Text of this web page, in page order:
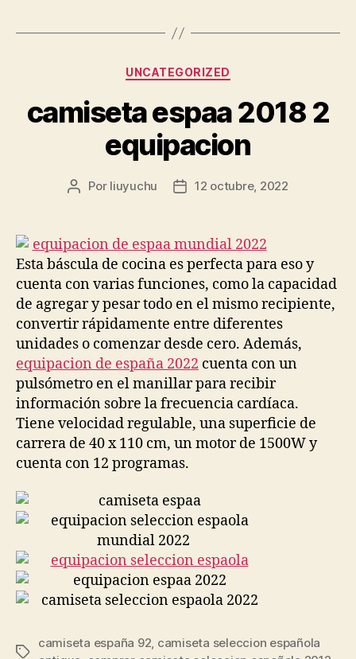
Categorías
UNCATEGORIZED
camiseta espaa 2018 2
equipacion
Autor
entrada
Por liuyuchu
Fecha
entrada
12 octubre, 2022
Esta báscula de cocina es perfecta para eso y
cuenta con varias funciones, como la capacidad
de agregar y pesar todo en el mismo recipiente,
convertir rápidamente entre diferentes
unidades o comenzar desde cero. Además,
equipacion de españa 2022 cuenta con un
pulsómetro en el manillar para recibir
información sobre la frecuencia cardíaca.
Tiene velocidad regulable, una superficie de
carrera de 40 x 110 cm, un motor de 1500W y
cuenta con 12 programas.
Etiquetas
camiseta españa 92, camiseta seleccion española